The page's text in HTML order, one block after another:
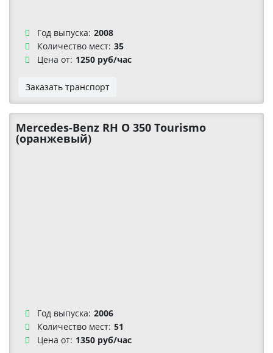
Год выпуска: 2008
Количество мест: 35
Цена от: 1250 руб/час
Заказать транспорт
Mercedes-Benz RH О 350 Tourismo
(оранжевый)
Год выпуска: 2006
Количество мест: 51
Цена от: 1350 руб/час